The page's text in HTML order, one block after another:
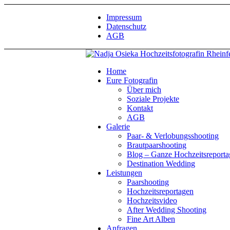
Impressum
Datenschutz
AGB
Home
Eure Fotografin
Über mich
Soziale Projekte
Kontakt
AGB
Galerie
Paar- & Verlobungsshooting
Brautpaarshooting
Blog – Ganze
Destination Wedding
Leistungen
Paarshooting
Hochzeitsreportagen
Hochzeitsvideo
After Wedding Shooting
Fine Art Alben
Anfragen